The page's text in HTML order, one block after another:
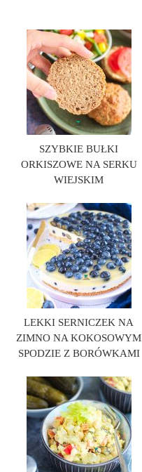
SZYBKIE BUŁKI
ORKISZOWE NA SERKU
WIEJSKIM
LEKKI SERNICZEK NA
ZIMNO NA KOKOSOWYM
SPODZIE Z BORÓWKAMI